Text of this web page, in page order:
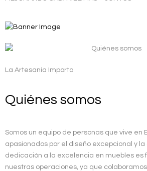
La Artesanía Importa
Quiénes somos
Somos un equipo de personas que vive en
apasionados por el diseño excepcional y
dedicación a la excelencia en muebles es
nuestras operaciones, ya que